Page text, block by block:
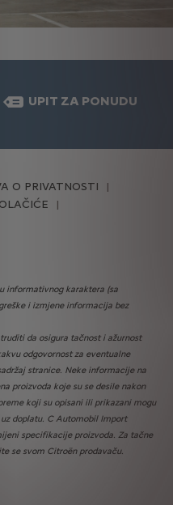
UPIT ZA PONUDU
O PRIVATNOSTI
informativnog karaktera (sa
i izmjene informacija bez
da osigura tačnost i ažurnost
odgovornost za eventualne
stranice. Neke informacije na
proizvoda koje su se desile nakon
koji su opisani ili prikazani mogu
doplatu. C Automobil Import
specifikacije proizvoda. Za tačne
se svom Citroën prodavaču.